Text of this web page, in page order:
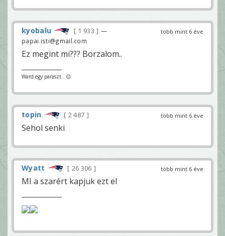
több mint 6 éve
kyobalu 1 933
—
papai.isti@gmail.com
Ez megint mi??? Borzalom..
Ward egy paraszt.. 😉
több mint 6 éve
topin 2 487
Sehol senki
több mint 6 éve
Wyatt 26 306
MI a szarért kapjuk ezt el